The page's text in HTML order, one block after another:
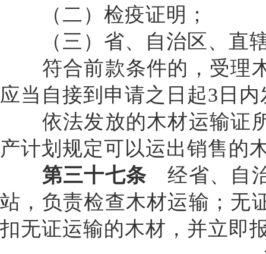
（二）检疫证明；
（三）省、自治区、直辖
符合前款条件的，受理木
应当自接到申请之日起3日
依法发放的木材运输证所
产计划规定可以运出销售的
第三十七条 经省、自
站，负责检查木材运输；无
扣无证运输的木材，并立即